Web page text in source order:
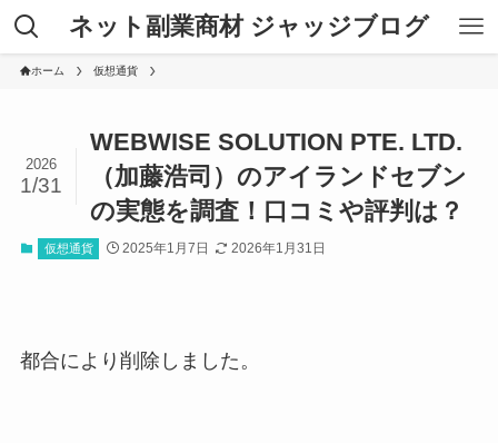
ネット副業商材 ジャッジブログ
ホーム 仮想通貨
WEBWISE SOLUTION PTE. LTD.
（加藤浩司）のアイランドセブン
の実態を調査！口コミや評判は？
2026
1/31
仮想通貨 2025年1月7日 2026年1月31日
都合により削除しました。